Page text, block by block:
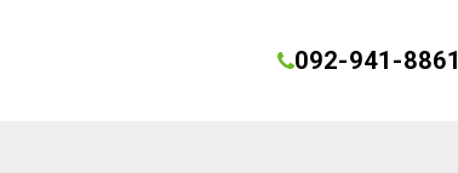
092-941-8861